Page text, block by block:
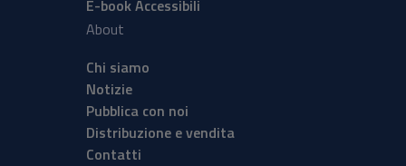
E-book Accessibili
About
Chi siamo
Notizie
Pubblica con noi
Distribuzione e vendita
Contatti